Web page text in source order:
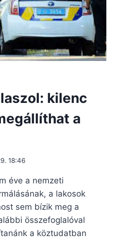
kilenc
a
18:46
éve a nemzeti
a lakosok
sem bízik meg a
összefoglalóval
a köztudatban